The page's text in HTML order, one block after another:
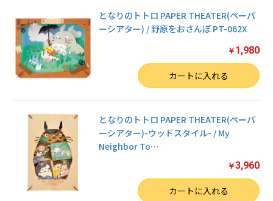
となりのトトロ PAPER THEATER(ペーパ
ーシアター) / 野原をおさんぽ PT-062X
￥ 1,980
カートに入れる
となりのトトロ PAPER THEATER(ペーパ
ーシアター)-ウッドスタイル- / My
Neighbor To…
￥3,960
カートに入れる